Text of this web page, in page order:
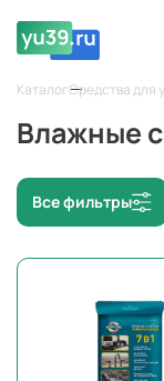
КаталогСредства для
Влажные
Все фильтры